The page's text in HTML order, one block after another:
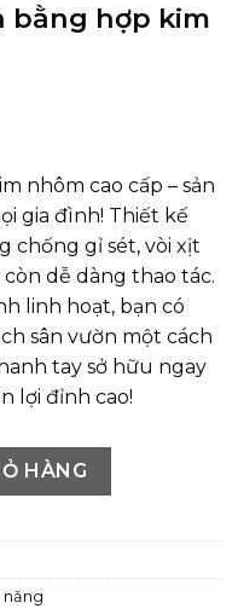
bằng hợp kim
nhôm cao cấp – sản
gia đình! Thiết kế
chống gỉ sét, vòi xịt
dễ dàng thao tác.
linh hoạt, bạn có
sân vườn một cách
tay sở hữu ngay
lợi đỉnh cao!
nhôm cao cấp số
HÀNG
năng